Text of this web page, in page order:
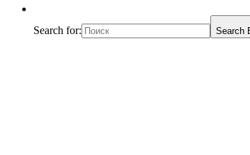
Search for: Search